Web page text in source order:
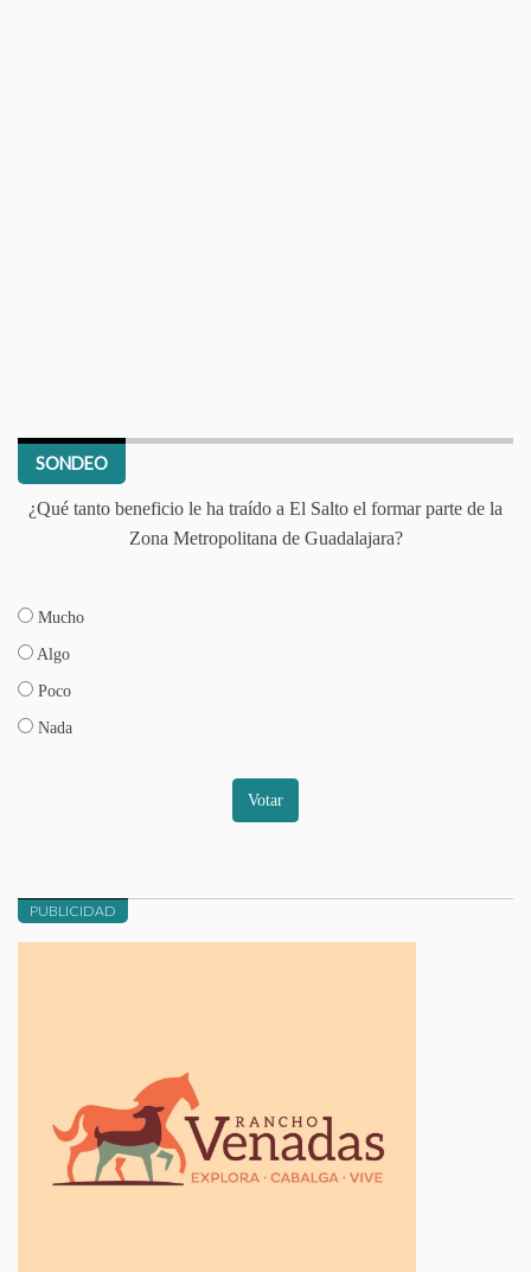
SONDEO
¿Qué tanto beneficio le ha traído a El Salto el formar parte de la
Zona Metropolitana de Guadalajara?
Mucho
Algo
Poco
Nada
Votar
PUBLICIDAD